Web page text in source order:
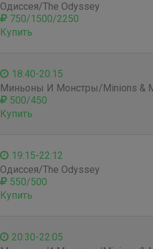
Одиссея/The Odyssey
750/1500/2250
Купить
18:40-20:15
Миньоны И Монстры/Minions &
500/450
Купить
19:15-22:12
Одиссея/The Odyssey
550/500
Купить
20:30-22:05